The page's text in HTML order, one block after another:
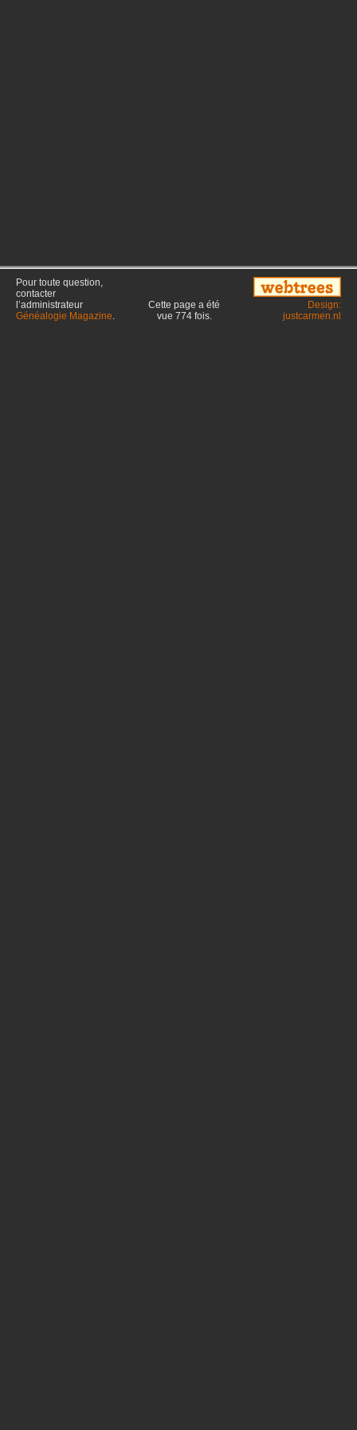
Pour toute question,
contacter
l’administrateur
Généalogie Magazine.
Cette page a été
vue 774fois.
Design:
justcarmen.nl